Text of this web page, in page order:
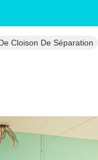
Cloison De Séparation